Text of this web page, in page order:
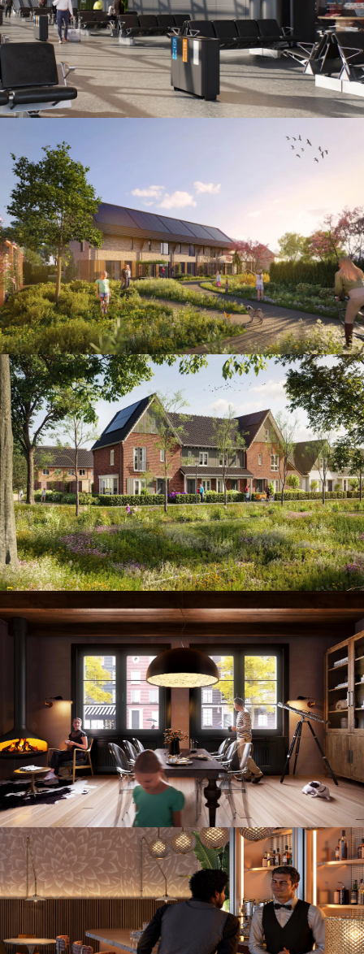
Product placement
Sunset view
Wonen in het groen
Interieur met natuurlijke inrichting